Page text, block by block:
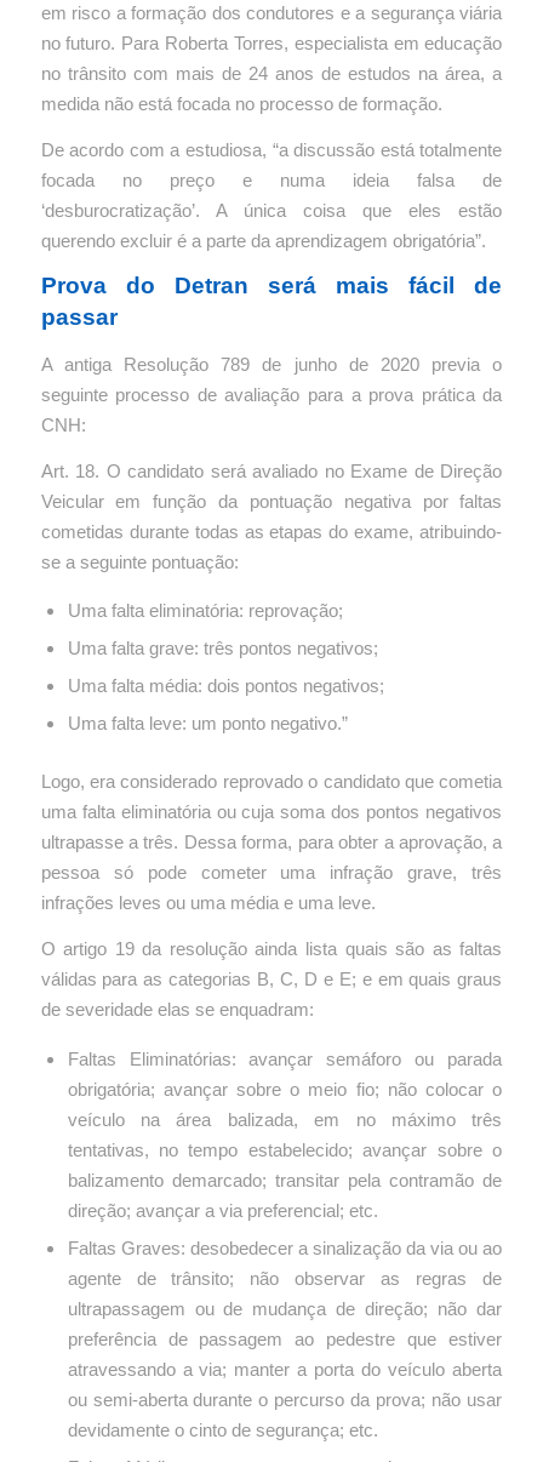
em risco a formação dos condutores e a segurança viária
no futuro. Para Roberta Torres, especialista em educação
no trânsito com mais de 24 anos de estudos na área, a
medida não está focada no processo de formação.
De acordo com a estudiosa, “a discussão está totalmente
focada no preço e numa ideia falsa de
‘desburocratização’. A única coisa que eles estão
querendo excluir é a parte da aprendizagem obrigatória”.
Prova do Detran será mais fácil de
passar
A antiga Resolução 789 de junho de 2020 previa o
seguinte processo de avaliação para a prova prática da
CNH:
Art. 18. O candidato será avaliado no Exame de Direção
Veicular em função da pontuação negativa por faltas
cometidas durante todas as etapas do exame, atribuindo-
se a seguinte pontuação:
Uma falta eliminatória: reprovação;
Uma falta grave: três pontos negativos;
Uma falta média: dois pontos negativos;
Uma falta leve: um ponto negativo.”
Logo, era considerado reprovado o candidato que cometia
uma falta eliminatória ou cuja soma dos pontos negativos
ultrapasse a três. Dessa forma, para obter a aprovação, a
pessoa só pode cometer uma infração grave, três
infrações leves ou uma média e uma leve.
O artigo 19 da resolução ainda lista quais são as faltas
válidas para as categorias B, C, D e E; e em quais graus
de severidade elas se enquadram:
Faltas Eliminatórias: avançar semáforo ou parada
obrigatória; avançar sobre o meio fio; não colocar o
veículo na área balizada, em no máximo três
tentativas, no tempo estabelecido; avançar sobre o
balizamento demarcado; transitar pela contramão de
direção; avançar a via preferencial; etc.
Faltas Graves: desobedecer a sinalização da via ou ao
agente de trânsito; não observar as regras de
ultrapassagem ou de mudança de direção; não dar
preferência de passagem ao pedestre que estiver
atravessando a via; manter a porta do veículo aberta
ou semi-aberta durante o percurso da prova; não usar
devidamente o cinto de segurança; etc.